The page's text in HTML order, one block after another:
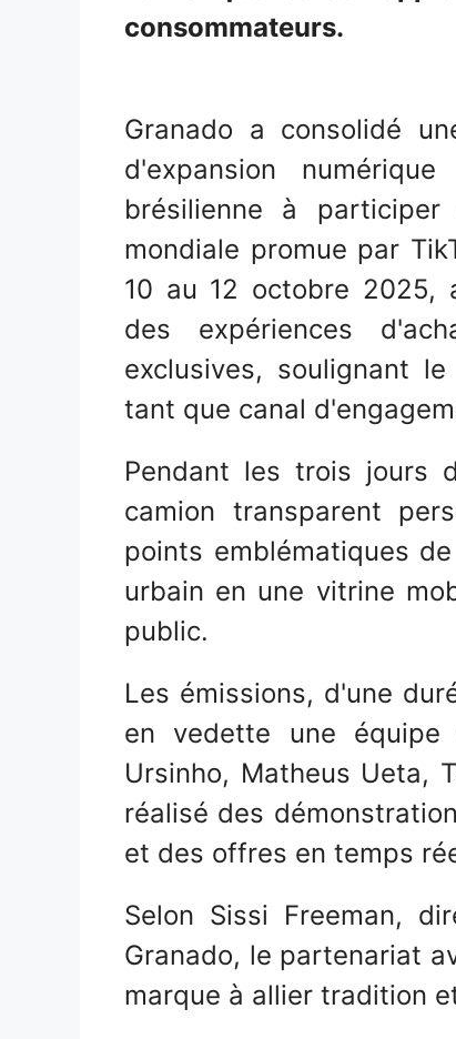
consommateurs.
Granado a consolidé
d'expansion
brésilienne à
mondiale promue par
10 au 12 octobre 2025,
des expériences
exclusives, soulignant
tant que canal
Pendant les trois jours
camion transparent
points emblématiques
urbain en une vitrine
public.
Les émissions, d'une
en vedette une équipe
Ursinho, Matheus Ueta,
réalisé des
et des offres en temps
Selon Sissi Freeman,
Granado, le partenariat
marque à allier tradition